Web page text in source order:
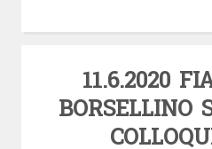
11.6.2020
BORSELLINO